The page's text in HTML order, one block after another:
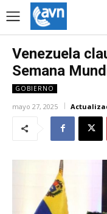
Venezuela
Semana
GOBIERNO
mayo 27, 2025